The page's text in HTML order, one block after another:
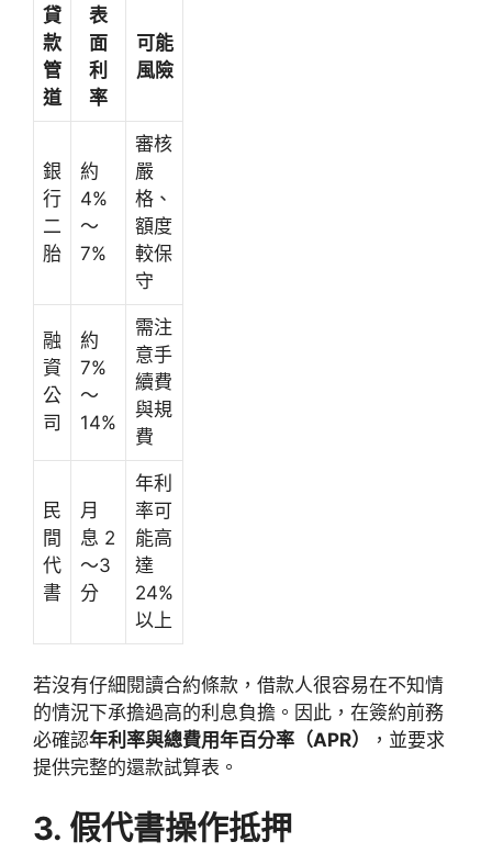
貸
款
管
道
表
面
利
率
可能
風險
銀
行
二
胎
約
4%
～
7%
審核
嚴
格、
額度
較保
守
融
資
公
司
約
7%
～
14%
需注
意手
續費
與規
費
民
間
代
書
月
息 2
～3
分
年利
率可
能高
達
24%
以上
若沒有仔細閱讀合約條款，借款人很容易在不知情
的情況下承擔過高的利息負擔。因此，在簽約前務
必確認年利率與總費用年百分率（APR）
，並要求
提供完整的還款試算表。
3. 假代書操作抵押